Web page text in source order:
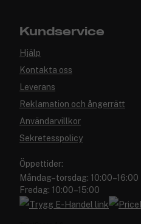
Kundservice
Hjälp
Kontakta oss
Leverans
Reklamation och ångerrätt
Användarvillkor
Sekretesspolicy
Öppettider:
Måndag–torsdag: 10:00–16:00
Fredag: 10:00–15:00